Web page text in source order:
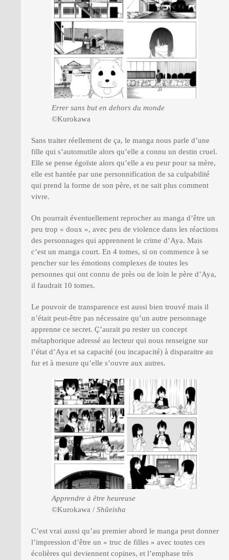
Errer sans but en dehors du monde
©Kurokawa
Sans traiter réellement de ça, le manga nous parle d’une
fille qui s’automutile alors qu’elle a connu un destin cruel.
Elle se pense égoïste alors qu’elle a eu peur pour sa mère,
elle est hantée par une personnification de sa culpabilité
qui prend la forme de son père, et ne sait plus comment
vivre.
On pourrait éventuellement reprocher au manga d’être un
peu trop « doux », avec peu de violence dans les réactions
des personnages qui apprennent le crime d’Aya. Mais
c’est un manga court. En 4 tomes, si on commence à se
pencher sur les émotions complexes de toutes les
personnes qui ont connu de près ou de loin le père d’Aya,
il faudrait 10 tomes.
Le pouvoir de transparence est aussi bien trouvé mais il
n’était peut-être pas nécessaire qu’un autre personnage
apprenne ce secret. Ç’aurait pu rester un concept
métaphorique adressé au lecteur qui nous renseigne sur
l’état d’Aya et sa capacité (ou incapacité) à disparaitre au
fur et à mesure qu’elle s’ouvre aux autres.
Apprendre à être heureuse
©Kurokawa / Shûeisha
C’est vrai aussi qu’au premier abord le manga peut donner
l’impression d’être un « truc de filles » avec toutes ces
écolières qui deviennent copines, et l’emphase très